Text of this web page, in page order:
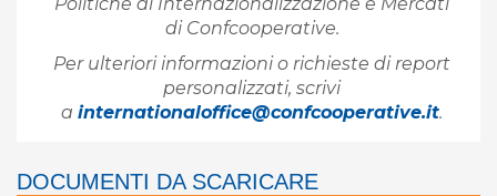
di Confcooperative.
Per ulteriori informazioni o richieste di report
personalizzati, scrivi
a internationaloffice@confcooperative.it.
DOCUMENTI DA SCARICARE